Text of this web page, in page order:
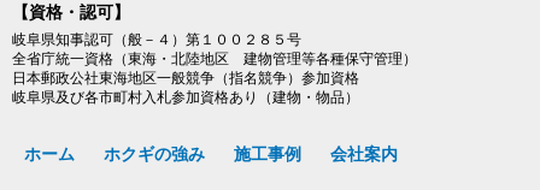
【資格・認可】
岐阜県知事認可（般－４）第１００２８５号
全省庁統一資格（東海・北陸地区 建物管理等各種保守管理）
日本郵政公社東海地区一般競争（指名競争）参加資格
岐阜県及び各市町村入札参加資格あり（建物・物品）
ホーム ホクギの強み 施工事例 会社案内